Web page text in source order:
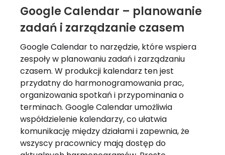
Google Calendar – planowanie
zadań i zarządzanie czasem
Google Calendar to narzędzie, które wspiera
zespoły w planowaniu zadań i zarządzaniu
czasem. W produkcji kalendarz ten jest
przydatny do harmonogramowania prac,
organizowania spotkań i przypominania o
terminach. Google Calendar umożliwia
współdzielenie kalendarzy, co ułatwia
komunikację między działami i zapewnia, że
wszyscy pracownicy mają dostęp do